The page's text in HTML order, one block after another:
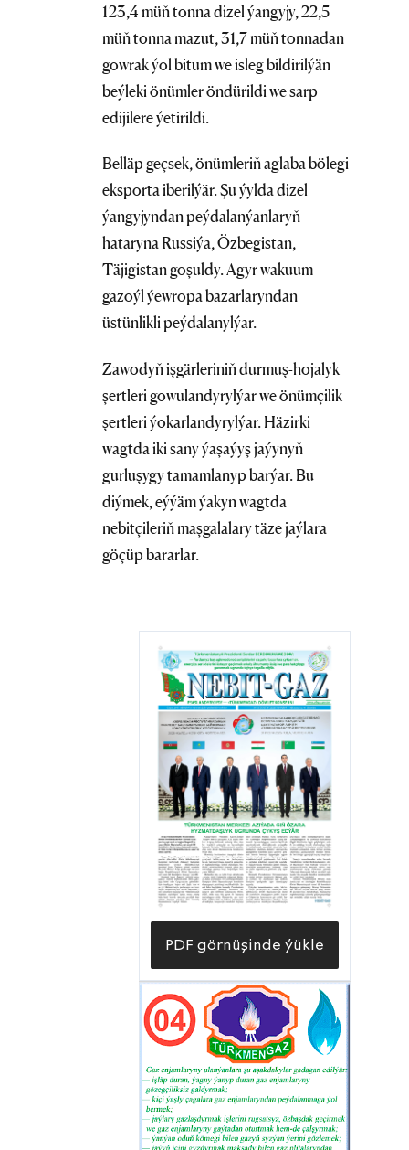
123,4 müň tonna dizel ýangyjy, 22,5
müň tonna mazut, 31,7 müň tonnadan
gowrak ýol bitum we isleg bildirilýän
beýleki önümler öndürildi we sarp
edijilere ýetirildi.
Belläp geçsek, önümleriň aglaba bölegi
eksporta iberilýär. Şu ýylda dizel
ýangyjyndan peýdalanýanlaryň
hataryna Russiýa, Özbegistan,
Täjigistan goşuldy. Agyr wakuum
gazoýl ýewropa bazarlaryndan
üstünlikli peýdalanylýar.
Zawodyň işgärleriniň durmuş-hojalyk
şertleri gowulandyrylýar we önümçilik
şertleri ýokarlandyrylýar. Häzirki
wagtda iki sany ýaşaýyş jaýynyň
gurluşygy tamamlanyp barýar. Bu
diýmek, eýýäm ýakyn wagtda
nebitçileriň maşgalalary täze jaýlara
göçüp bararlar.
PDF görnüşinde ýükle